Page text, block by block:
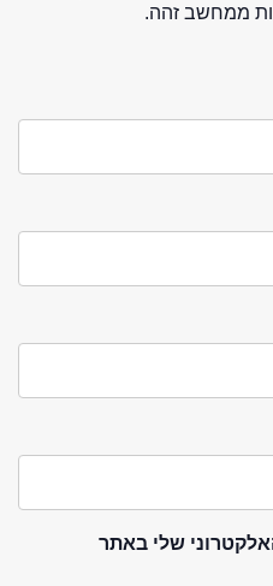
ממחשב זהה.
שלי באתר